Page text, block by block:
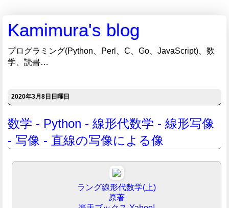
Kamimura's blog
プログラミング(Python、Perl、C、Go、JavaScript)、数
学、読書…
2020年3月8日日曜日
数学 - Python - 線形代数学 - 線形写像
- 写像 - 直線の写像による像
ラング線形代数学(上)
原著